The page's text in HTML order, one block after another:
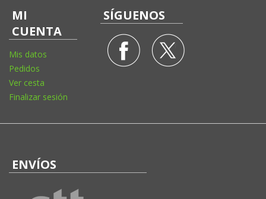
MI
CUENTA
Mis datos
Pedidos
Ver cesta
Finalizar sesión
SÍGUENOS
ENVÍOS